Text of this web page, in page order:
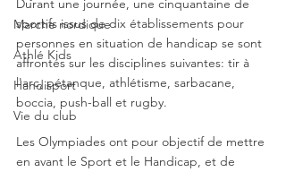
Marche nordique
Athlé Kids
Handisport
Vie du club
Durant une journée, une cinquantaine de
sportifs issus de dix établissements pour
personnes en situation de handicap se sont
affrontés sur les disciplines suivantes: tir à
l'arc, pétanque, athlétisme, sarbacane,
boccia, push-ball et rugby.
Les Olympiades ont pour objectif de mettre
en avant le Sport et le Handicap, et de